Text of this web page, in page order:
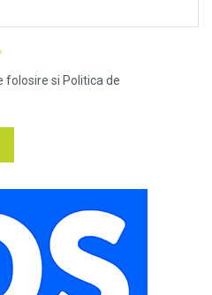
folosire si Politica de